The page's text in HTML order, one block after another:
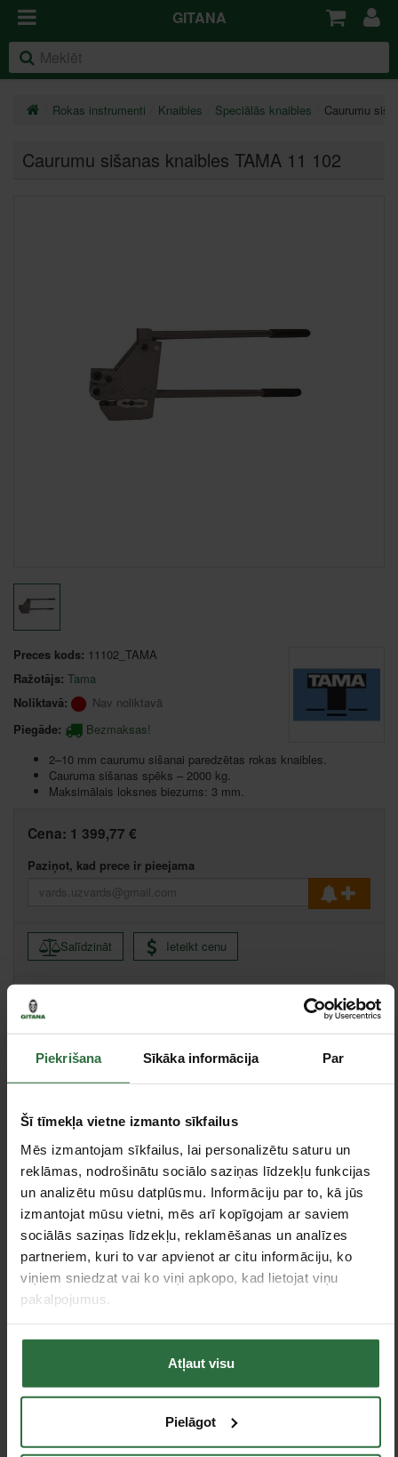
Piekrišana Sīkāka informācija Par
Šī tīmekļa vietne izmanto sīkfailus
Mēs izmantojam sīkfailus, lai personalizētu saturu un
reklāmas, nodrošinātu sociālo saziņas līdzekļu funkcijas
un analizētu mūsu datplūsmu. Informāciju par to, kā jūs
izmantojat mūsu vietni, mēs arī kopīgojam ar saviem
sociālās saziņas līdzekļu, reklamēšanas un analīzes
partneriem, kuri to var apvienot ar citu informāciju, ko
viņiem sniedzat vai ko viņi apkopo, kad lietojat viņu
pakalpojumus.
Atļaut visu
Pielāgot
GITANA
Rokas instrumenti Knaibles Speciālās knaibles Caurumu
Caurumu sišanas knaibles TAMA 11 102
Preces kods: 11102_TAMA
Ražotājs: Tama
Noliktavā:
Nav noliktavā
Piegāde:
Bezmaksas!
2–10 mm caurumu sišanai paredzētas rokas knaibles.
Cauruma sišanas spēks – 2000 kg.
Maksimālais loksnes biezums: 3 mm.
Cena: 1 399,77 €
Paziņot, kad prece ir pieejama
Salīdzināt Ieteikt cenu
Ikmēneša maksājums no 29.98 €
Minimālā pirmā iemaksa 0.00 €
Maksimālais caurums loksnē Ø10 mm.
Maksimālais knaibļu dziļums: 40 mm.
Matricas un puansoni pasūtāmi atsevišķi. Iespējama diametru
izvēle 2–10 mm ik pa 0,1 mm. Tāpat iespējami arī ovāli un
kvadrātveida caurumu sišanas instrumenti.
Specifikācija
Svars